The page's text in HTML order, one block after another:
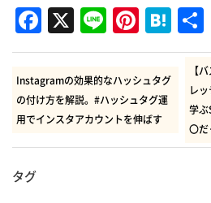
Facebook
X Line
Instagramの効果的なハッシュタグ
の付け方を解説。#ハッシュタグ運
用でインスタアカウントを伸ばす
【
レ
学
〇だ
タグ